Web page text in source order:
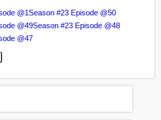
@1Season #23 Episode @50
@49Season #23 Episode @48
@47